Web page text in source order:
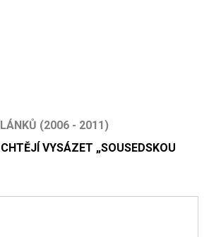
(2006 - 2011)
VYSÁZET „SOUSEDSKOU